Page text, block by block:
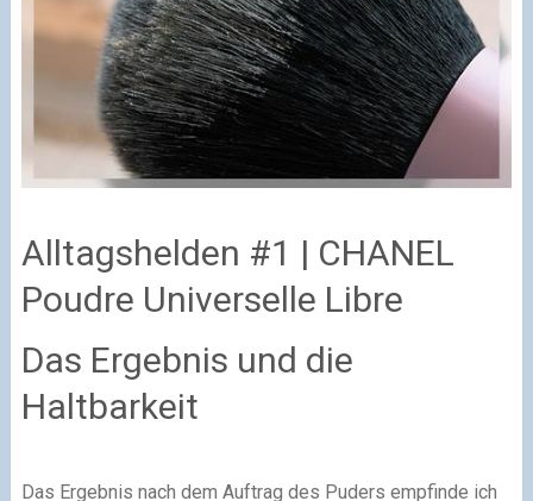
Alltagshelden #1 | CHANEL
Poudre Universelle Libre
Das Ergebnis und die
Haltbarkeit
Das Ergebnis nach dem Auftrag des Puders empfinde ich